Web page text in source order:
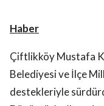
Haber
Çiftlikköy Mustafa
Belediyesi ve İlçe
destekleriyle